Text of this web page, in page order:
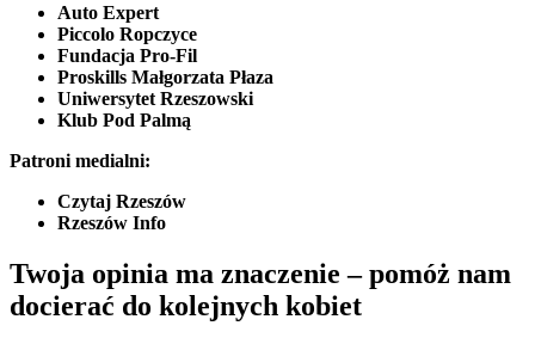
Auto Expert
Piccolo Ropczyce
Fundacja Pro-Fil
Proskills Małgorzata Płaza
Uniwersytet Rzeszowski
Klub Pod Palmą
Patroni medialni:
Czytaj Rzeszów
Rzeszów Info
Twoja opinia ma znaczenie – pomóż nam
docierać do kolejnych kobiet